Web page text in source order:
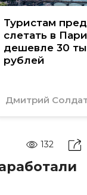
Туристам
слетать в
дешевле 30
рублей
Дмитрий
132